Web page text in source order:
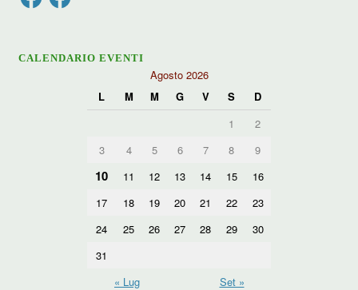
CALENDARIO EVENTI
Agosto 2026
L
M M G V S
D
1
2
3
4 5 6 7 8 9
10 11 12 13 14 15
16
17
18 19 20 21 22
23
24
25 26 27 28 29
30
31
« Lug
Set »